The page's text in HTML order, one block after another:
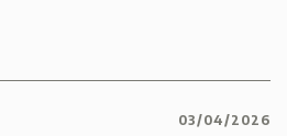
03/04/2026